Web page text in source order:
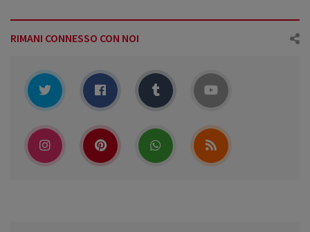
RIMANI CONNESSO CON NOI